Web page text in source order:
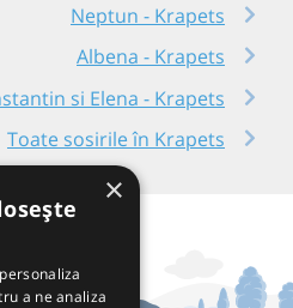
Neptun - Krapets
Albena - Krapets
si Elena - Krapets
Toate sosirile în Krapets
×
a ne analiza